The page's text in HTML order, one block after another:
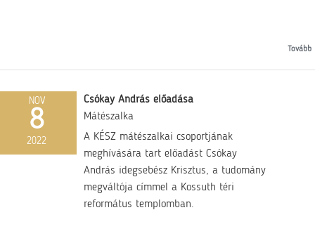
Tovább
NOV
8
2022
Csókay András előadása
Mátészalka
A KÉSZ mátészalkai csoportjának
meghívására tart előadást Csókay
András idegsebész Krisztus, a tudomány
megváltója címmel a Kossuth téri
református templomban.